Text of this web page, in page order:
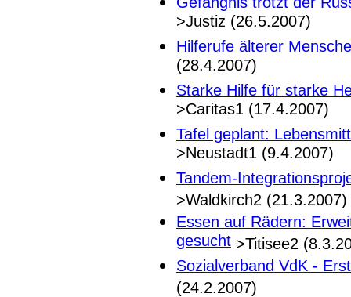
>Justiz (26.5.2007)
Hilferufe älterer
(28.4.2007)
Starke Hilfe für starke
>Caritas1 (17.4.2007)
Tafel geplant:
>Neustadt1 (9.4.2007)
Tandem-
>Waldkirch2 (21.3.2007)
Essen auf Rädern:
gesucht >Titisee2
Sozialverband VdK -
(24.2.2007)